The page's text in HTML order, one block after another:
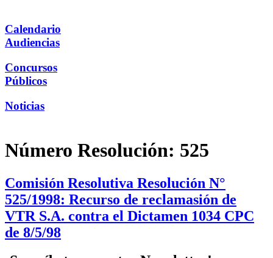
Calendario
Audiencias
Concursos
Públicos
Noticias
Número Resolución: 525
Comisión Resolutiva Resolución N°
525/1998: Recurso de reclamasión de
VTR S.A. contra el Dictamen 1034 CPC
de 8/5/98